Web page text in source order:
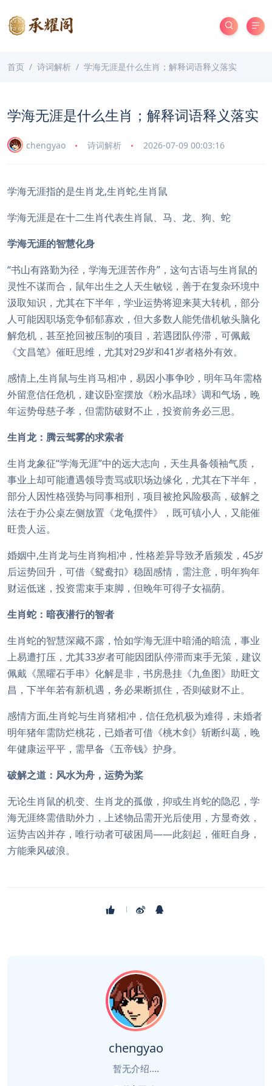
首页 诗词解析 学海无涯是什么生肖；解释词语释义落实
学海无涯是什么生肖；解释词语释义落实
chengyao 诗词解析 2026-07-09 00:03:16
学海无涯指的是生肖龙,生肖蛇,生肖鼠
学海无涯是在十二生肖代表生肖鼠、马、龙、狗、蛇
学海无涯的智慧化身
“书山有路勤为径，学海无涯苦作舟”，这句古语与生肖鼠的
灵性不谋而合，鼠年出生之人天生敏锐，善于在复杂环境中
汲取知识，尤其在下半年，学业运势将迎来莫大转机，部分
人可能因职场竞争郁郁寡欢，但大多数人能凭借机敏头脑化
解危机，甚至抢回被压制的项目，若遇团队停滞，可佩戴
《文昌笔》催旺思维，尤其对29岁和41岁者格外有效。
感情上,生肖鼠与生肖马相冲，易因小事争吵，明年马年需格
外留意信任危机，建议卧室摆放《粉水晶球》调和气场，晚
年运势母慈子孝，但需防破财不止，投资前务必三思。
生肖龙：腾云驾雾的求索者
生肖龙象征“学海无涯”中的远大志向，天生具备领袖气质，
事业上却可能遭遇领导责骂或职场边缘化，尤其在下半年，
部分人因性格强势与同事相刑，项目被抢风险极高，破解之
法在于办公桌左侧放置《龙龟摆件》，既可镇小人，又能催
旺贵人运。
婚姻中,生肖龙与生肖狗相冲，性格差异导致矛盾频发，45岁
后运势回升，可借《鸳鸯扣》稳固感情，需注意，明年狗年
财运低迷，投资需束手束脚，但晚年可得子女福荫。
生肖蛇：暗夜潜行的智者
生肖蛇的智慧深藏不露，恰如学海无涯中暗涌的暗流，事业
上易遭打压，尤其33岁者可能因团队停滞而束手无策，建议
佩戴《黑曜石手串》化解是非，书房悬挂《九鱼图》助旺文
昌，下半年若有新机遇，务必果断抓住，否则破财不止。
感情方面,生肖蛇与生肖猪相冲，信任危机极为难得，未婚者
明年猪年需防烂桃花，已婚者可借《桃木剑》斩断纠葛，晚
年健康运平平，需早备《五帝钱》护身。
破解之道：风水为舟，运势为桨
无论生肖鼠的机变、生肖龙的孤傲，抑或生肖蛇的隐忍，学
海无涯终需借助外力，上述物品需开光后使用，方显奇效，
运势吉凶并存，唯行动者可破困局——此刻起，催旺自身，
方能乘风破浪。
chengyao
暂无介绍....